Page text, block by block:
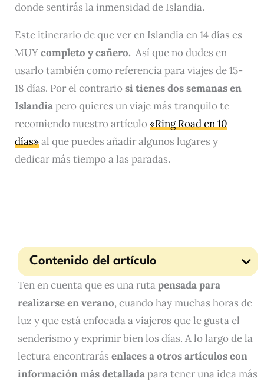
donde sentirás la inmensidad de Islandia.
Este itinerario de que ver en Islandia en 14 días es
MUYcompleto y cañero. Así que no dudes en
usarlo también como referencia para viajes de 15-
18 días. Por el contrariosi tienes dos semanas en
Islandiapero quieres un viaje más tranquilo te
recomiendo nuestro artículo«Ring Road en 10
días»al que puedes añadir algunos lugares y
dedicar más tiempo a las paradas.
Contenido del artículo
Ten en cuenta que es una rutapensada para
realizarse en verano, cuando hay muchas horas de
luz y que está enfocada a viajeros que le gusta el
senderismo y exprimir bien los días. A lo largo de la
lectura encontrarás enlaces a otros artículos con
información más detalladapara tener una idea más